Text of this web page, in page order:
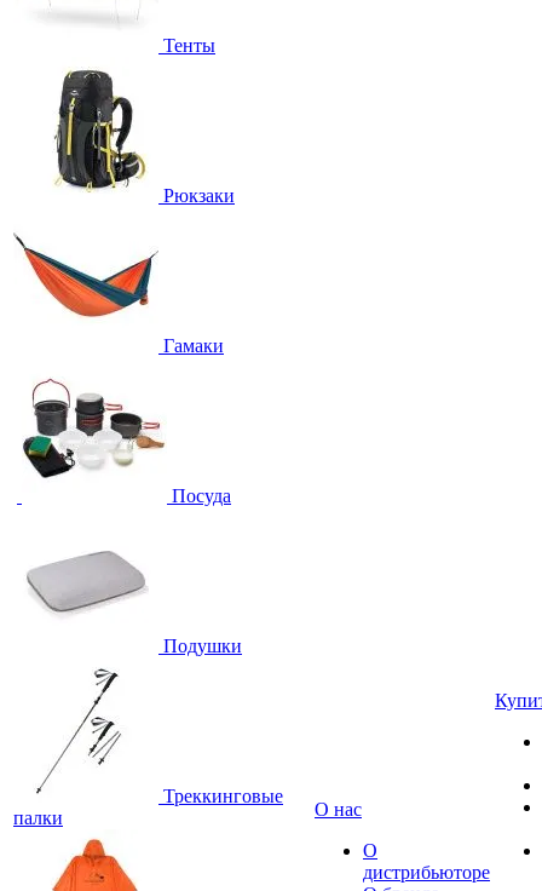
Тенты
Рюкзаки
Гамаки
Посуда
Подушки
Треккинговые
палки
О нас
О
дистрибьюторе